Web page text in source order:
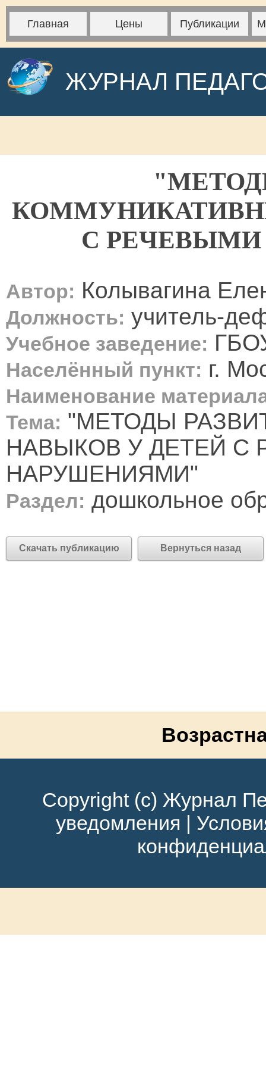
Главная Цены Публикации
ЖУРНАЛ
С
Автор: Колывагина
Должность: учитель-
Учебное заведение:
Населённый пункт: г.
Наименование
Тема: "МЕТОДЫ
НАВЫКОВ У ДЕТЕЙ С
НАРУШЕНИЯМИ"
Раздел: дошкольное
Скачать публикацию Вернуться назад
Copyright (c) Журнал
уведомления |